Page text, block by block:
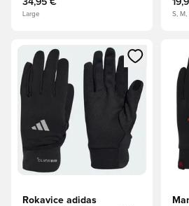
Large S, M, L
Odpre Modal za prijavo ali vpis kot
Rokavice adidas